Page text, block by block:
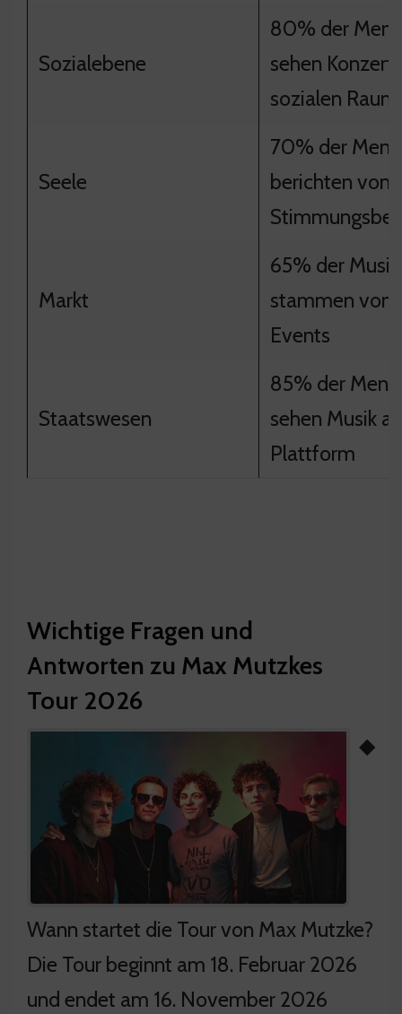
Sozialebene
80% der
sehen
sozialen Raum
Seele
70% der
berichten von
Markt
65% der
stammen von
Events
Staatswesen
85% der
sehen Musik
Plattform
Wichtige Fragen und
Antworten zu Max Mutzkes
Tour 2026
◆
Wann startet die Tour von Max Mutzke?
Die Tour beginnt am 18. Februar 2026
und endet am 16. November 2026